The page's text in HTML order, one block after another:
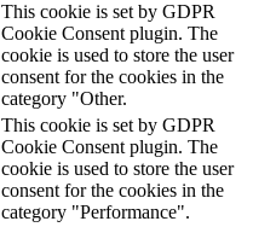
This cookie is set by GDPR
Cookie Consent plugin. The
cookie is used to store the user
consent for the cookies in the
category "Other.
This cookie is set by GDPR
Cookie Consent plugin. The
cookie is used to store the user
consent for the cookies in the
category "Performance".